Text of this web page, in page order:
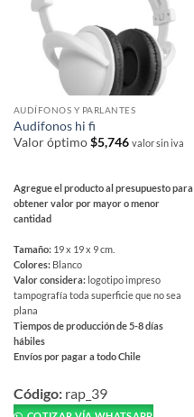
AUDÍFONOS Y PARLANTES
Audifonos hi fi
Valor óptimo$5,746 valor sin iva
Agregue el producto al presupuesto para
obtener valor por mayor o menor
cantidad
Tamaño: 19 x 19 x 9 cm.
Colores: Blanco
Valor considera: logotipo impreso
tampografía toda superficie que no sea
plana
Tiempos de producción de 5-8 días
hábiles
Envíos por pagar a todo Chile
producto
tiene
Código: rap_39